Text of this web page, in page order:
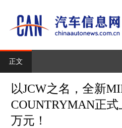
正文
以JCW之名，全新
COUNTRYMAN正式
万元！